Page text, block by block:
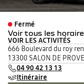
Fermé
Voir tous les
lundi
mardi
mercredi
jeudi
vendredi
VOIR LES ACTIVITÉS
666 Boulevard du roy
13300 SALON DE
04 90 42 13 13
Itinéraire